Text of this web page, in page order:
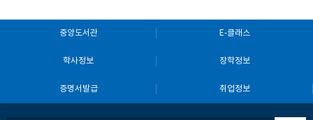
중앙도서관 E-클래스
학사정보 장학정보
증명서발급 취업정보